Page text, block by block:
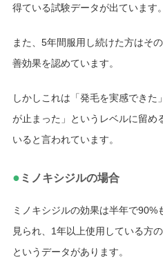
得ている試験データが出ています。
また、5年間服用し続けた方はそ
善効果を認めています。
しかしこれは「発毛を実感でき
が止まった」というレベルに留め
いると言われています。
● ミノキシジルの場合
ミノキシジルの効果は半年で
見られ、1年以上使用している方
というデータがあります。